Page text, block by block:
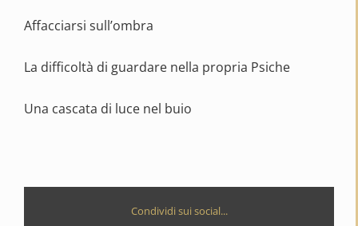
Affacciarsi sull’ombra
La difficoltà di guardare nella propria Psiche
Una cascata di luce nel buio
Condividi sui social...